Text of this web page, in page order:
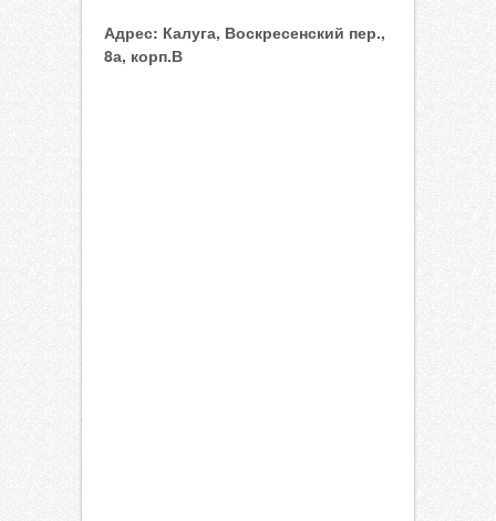
Адрес: Калуга, Воскресенский пер.,
8а, корп.В